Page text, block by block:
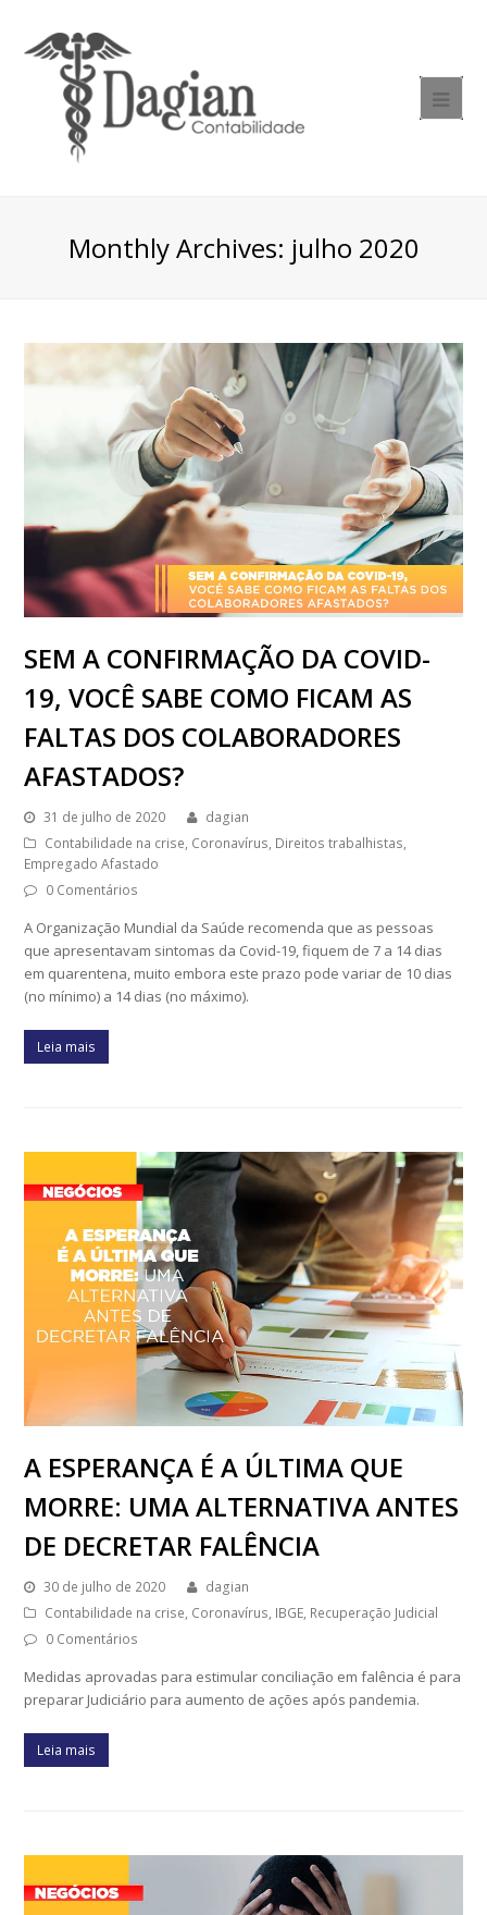
Monthly Archives: julho 2020
SEM A CONFIRMAÇÃO DA COVID-
19, VOCÊ SABE COMO FICAM AS
FALTAS DOS COLABORADORES
AFASTADOS?
31 de julho de 2020
dagian
Contabilidade na crise, Coronavírus, Direitos trabalhistas,
Empregado Afastado
0 Comentários
A Organização Mundial da Saúde recomenda que as pessoas
que apresentavam sintomas da Covid-19, fiquem de 7 a 14 dias
em quarentena, muito embora este prazo pode variar de 10 dias
(no mínimo) a 14 dias (no máximo).
Leia mais
A ESPERANÇA É A ÚLTIMA QUE
MORRE: UMA ALTERNATIVA ANTES
DE DECRETAR FALÊNCIA
30 de julho de 2020
dagian
Contabilidade na crise, Coronavírus, IBGE, Recuperação Judicial
0 Comentários
Medidas aprovadas para estimular conciliação em falência é para
preparar Judiciário para aumento de ações após pandemia.
Leia mais